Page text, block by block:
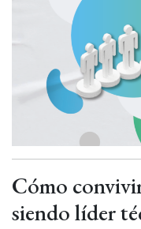
Cómo
siendo líder